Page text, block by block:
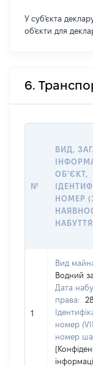
У суб'єкта
об'єкти для
6.
№
ВИД,
ОБʼЄКТ,
НОМЕР
1
Вид
Водний
Дата
права:
номер
номер